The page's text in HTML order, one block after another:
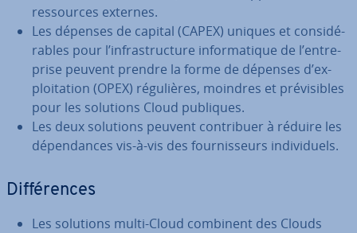
res­sources externes.
Les dépenses de capital (CAPEX) uniques et con­si­dé­
rables pour l’in­fras­truc­ture in­for­ma­tique de l’en­tre­
prise peuvent prendre la forme de dépenses d’ex­
ploi­ta­tion (OPEX) ré­gu­lières, moindres et pré­vi­sibles
pour les solutions Cloud publiques.
Les deux solutions peuvent con­tri­buer à réduire les
dé­pen­dances vis-à-vis des four­nis­seurs in­di­vi­duels.
Dif­fé­rences
Les solutions multi-Cloud combinent des Clouds